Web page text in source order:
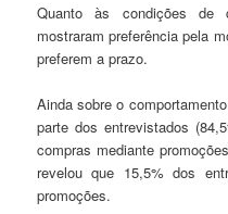
Quanto às condições de
mostraram preferência pela
preferem a prazo.
Ainda sobre o
parte dos entrevistados
compras mediante
revelou que 15,5% dos
promoções.